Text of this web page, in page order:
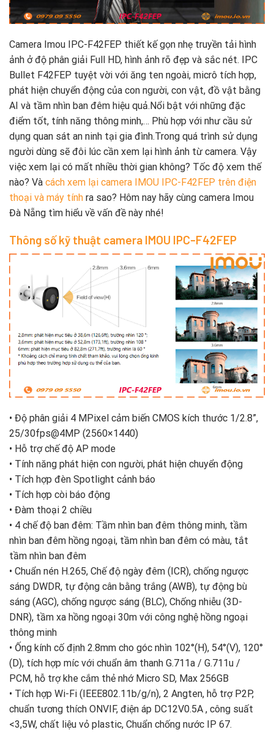
Camera Imou IPC-F42FEP thiết kế gọn nhẹ truyền tải hình
ảnh ở độ phân giải Full HD, hình ảnh rõ đẹp và sắc nét. IPC
Bullet F42FEP tuyệt vời với ăng ten ngoài, micrô tích hợp,
phát hiện chuyển động của con người, con vật, đồ vật bằng
AI và tầm nhìn ban đêm hiệu quả.Nổi bật với những đặc
điểm tốt, tính năng thông minh,… Phù hợp với như cầu sử
dụng quan sát an ninh tại gia đình.Trong quá trình sử dụng
người dùng sẽ đôi lúc cần xem lại hình ảnh từ camera. Vậy
việc xem lại có mất nhiều thời gian không? Tốc độ xem thế
nào? Và cách xem lại camera IMOU IPC-F42FEP trên điện
thoại và máy tính ra sao? Hôm nay hãy cùng camera Imou
Đà Nẵng tìm hiểu về vấn đề này nhé!
Thông số kỹ thuật camera IMOU IPC-F42FEP
• Độ phân giải 4 MPixel cảm biến CMOS kích thước 1/2.8”,
25/30fps@4MP (2560×1440)
• Hỗ trợ chế độ AP mode
• Tính năng phát hiện con người, phát hiện chuyển động
• Tích hợp đèn Spotlight cảnh báo
• Tích hợp còi báo động
• Đàm thoại 2 chiều
• 4 chế độ ban đêm: Tầm nhìn ban đêm thông minh, tầm
nhìn ban đêm hồng ngoại, tầm nhìn ban đêm có màu, tắt
tầm nhìn ban đêm
• Chuẩn nén H.265, Chế độ ngày đêm (ICR), chống ngược
sáng DWDR, tự động cân bằng trắng (AWB), tự động bù
sáng (AGC), chống ngược sáng (BLC), Chống nhiễu (3D-
DNR), tầm xa hồng ngoại 30m với công nghệ hồng ngoại
thông minh
• Ống kính cố định 2.8mm cho góc nhìn 102°(H), 54°(V), 120°
(D), tích hợp míc với chuẩn âm thanh G.711a / G.711u /
PCM, hỗ trợ khe cắm thẻ nhớ Micro SD, Max 256GB
• Tích hợp Wi-Fi (IEEE802.11b/g/n), 2 Angten, hỗ trợ P2P,
chuẩn tương thích ONVIF, điện áp DC12V0.5A , công suất
<3,5W, chất liệu vỏ plastic, Chuẩn chống nước IP 67.